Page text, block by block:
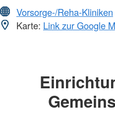
Vorsorge-/Reha-Kliniken
Karte: Link zur Google